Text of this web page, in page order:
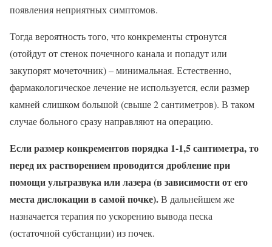
появления неприятных симптомов.
Тогда вероятность того, что конкременты стронутся
(отойдут от стенок почечного канала и попадут или
закупорят мочеточник) – минимальная. Естественно,
фармакологическое лечение не используется, если размер
камней слишком большой (свыше 2 сантиметров). В таком
случае больного сразу направляют на операцию.
Если размер конкрементов порядка 1-1,5 сантиметра, то
перед их растворением проводится дробление при
помощи ультразвука или лазера (в зависимости от его
места дислокации в самой почке).В дальнейшем же
назначается терапия по ускорению вывода песка
(остаточной субстанции) из почек.